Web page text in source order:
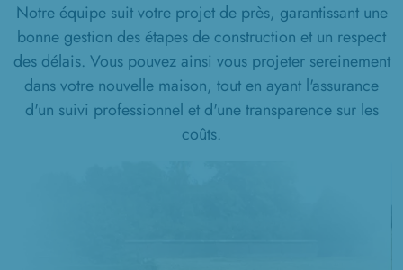
Notre équipe suit votre projet de près, garantissant une
bonne gestion des étapes de construction et un respect
des délais. Vous pouvez ainsi vous projeter sereinement
dans votre nouvelle maison, tout en ayant l'assurance
d'un suivi professionnel et d'une transparence sur les
coûts.